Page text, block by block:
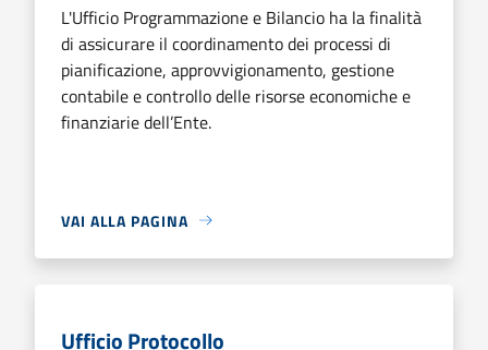
L'Ufficio Programmazione e Bilancio ha la finalità
di assicurare il coordinamento dei processi di
pianificazione, approvvigionamento, gestione
contabile e controllo delle risorse economiche e
finanziarie dell’Ente.
VAI ALLA PAGINA
Ufficio Protocollo